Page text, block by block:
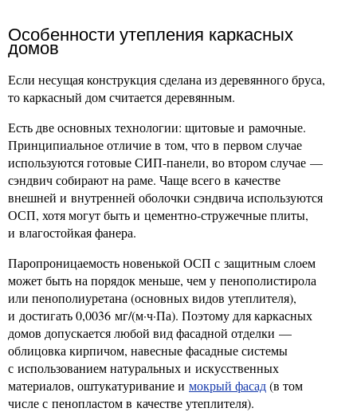
Особенности утепления каркасных
домов
Если несущая конструкция сделана из деревянного бруса,
то каркасный дом считается деревянным.
Есть две основных технологии: щитовые и рамочные.
Принципиальное отличие в том, что в первом случае
используются готовые СИП-панели, во втором случае —
сэндвич собирают на раме. Чаще всего в качестве
внешней и внутренней оболочки сэндвича используются
ОСП, хотя могут быть и цементно-стружечные плиты,
и влагостойкая фанера.
Паропроницаемость новенькой ОСП с защитным слоем
может быть на порядок меньше, чем у пенополистирола
или пенополиуретана (основных видов утеплителя),
и достигать 0,0036 мг/(м·ч·Па). Поэтому для каркасных
домов допускается любой вид фасадной отделки —
облицовка кирпичом, навесные фасадные системы
с использованием натуральных и искусственных
материалов, оштукатуривание и мокрый фасад(в том
числе с пенопластом в качестве утеплителя).